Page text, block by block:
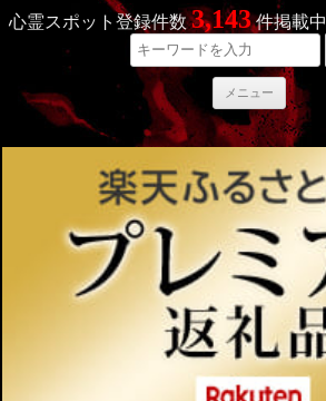
心霊スポット登録件数3,143件掲載中
メニュー
コ
ン
テ
ン
へ
ス
キ
ッ